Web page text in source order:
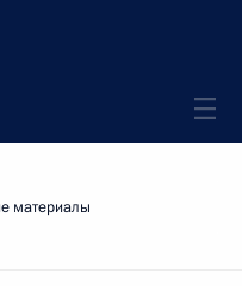
материалы